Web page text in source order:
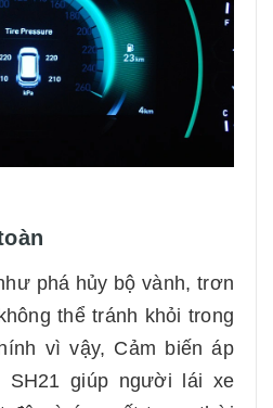
phá hủy bộ vành, trơn
thể tránh khỏi trong
vì vậy, Cảm biến áp
SH21 giúp người lái xe